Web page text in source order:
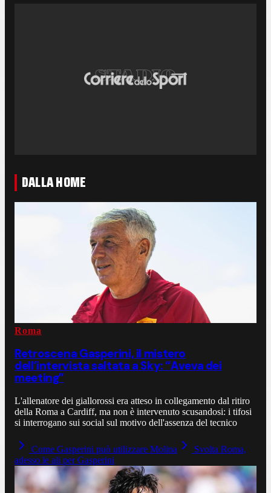
DALLA HOME
Roma
Retroscena Gasperini, il mistero
dell’intervista saltata a Sky: “Aveva dei
meeting”
L'allenatore dei giallorossi era atteso in collegamento dal ritiro
della Roma a Cardiff, ma non è intervenuto scusandosi: i tifosi
si interrogano sui social sul motivo dell'assenza del tecnico
Come Gasperini può utilizzare Molina
Svolta Roma,
adesso le ali per Gasperini